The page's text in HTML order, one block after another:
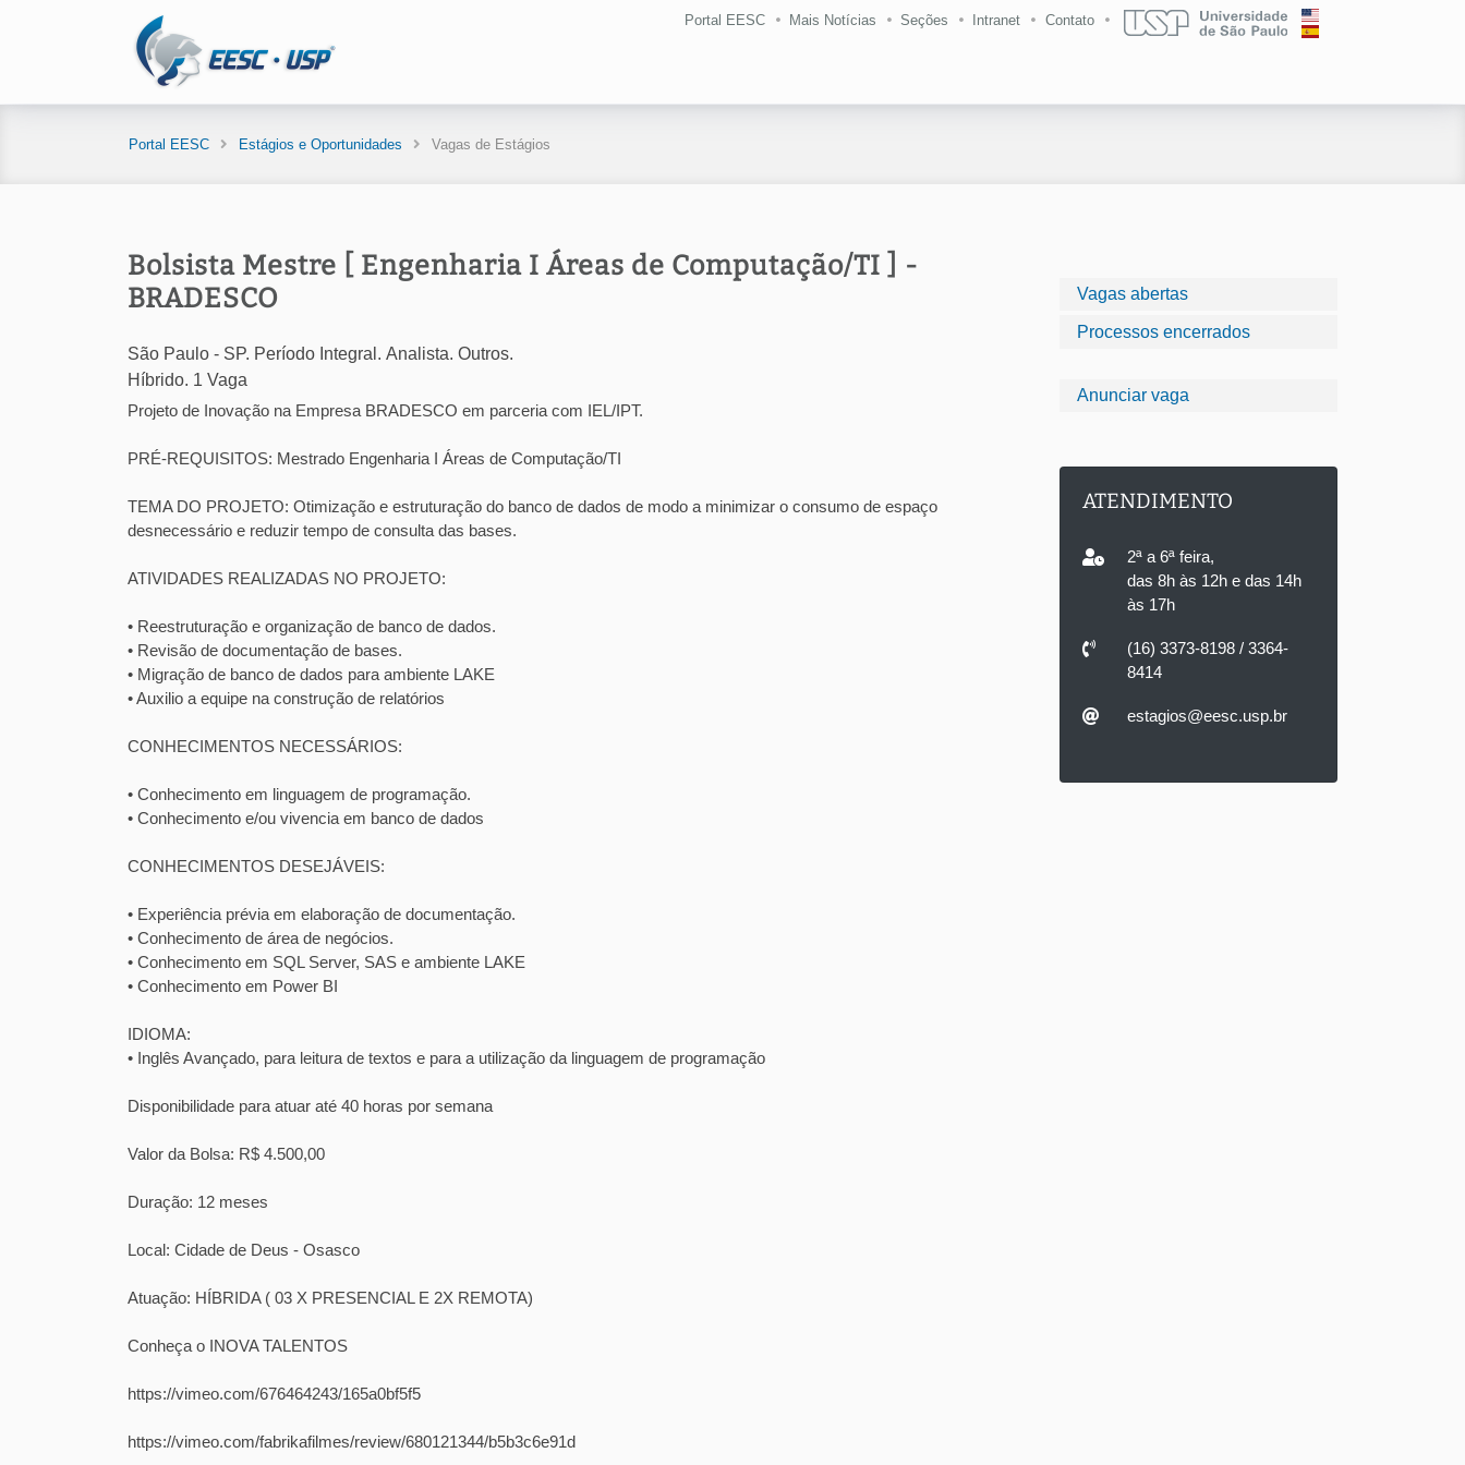
Portal EESC Mais Notícias Seções Intranet Contato
Portal EESC Estágios e Oportunidades Vagas de Estágios
Vagas abertas
Processos encerrados
Anunciar vaga
ATENDIMENTO
2ª a 6ª feira,
das 8h às 12h e das 14h
às 17h
(16) 3373-8198 / 3364-
8414
estagios@eesc.usp.br
Bolsista Mestre [ Engenharia I Áreas de Computação/TI ] -
BRADESCO
São Paulo - SP. Período Integral. Analista. Outros.
Híbrido. 1 Vaga
Projeto de Inovação na Empresa BRADESCO em parceria com IEL/IPT.
PRÉ-REQUISITOS: Mestrado Engenharia I Áreas de Computação/TI
TEMA DO PROJETO: Otimização e estruturação do banco de dados de modo a minimizar o consumo de espaço
desnecessário e reduzir tempo de consulta das bases.
ATIVIDADES REALIZADAS NO PROJETO:
• Reestruturação e organização de banco de dados.
• Revisão de documentação de bases.
• Migração de banco de dados para ambiente LAKE
• Auxilio a equipe na construção de relatórios
CONHECIMENTOS NECESSÁRIOS:
• Conhecimento em linguagem de programação.
• Conhecimento e/ou vivencia em banco de dados
CONHECIMENTOS DESEJÁVEIS:
• Experiência prévia em elaboração de documentação.
• Conhecimento de área de negócios.
• Conhecimento em SQL Server, SAS e ambiente LAKE
• Conhecimento em Power BI
IDIOMA:
• Inglês Avançado, para leitura de textos e para a utilização da linguagem de programação
Disponibilidade para atuar até 40 horas por semana
Valor da Bolsa: R$ 4.500,00
Duração: 12 meses
Local: Cidade de Deus - Osasco
Atuação: HÍBRIDA ( 03 X PRESENCIAL E 2X REMOTA)
Conheça o INOVA TALENTOS
https://vimeo.com/676464243/165a0bf5f5
https://vimeo.com/fabrikafilmes/review/680121344/b5b3c6e91d